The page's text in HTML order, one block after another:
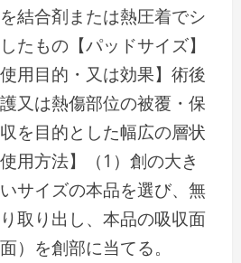
結合剤または熱圧着でシ
たもの【パッドサイズ】
用目的・又は効果】術後
又は熱傷部位の被覆・保
を目的とした幅広の層状
用方法】（1）創の大き
サイズの本品を選び、無
取り出し、本品の吸収面
）を創部に当てる。